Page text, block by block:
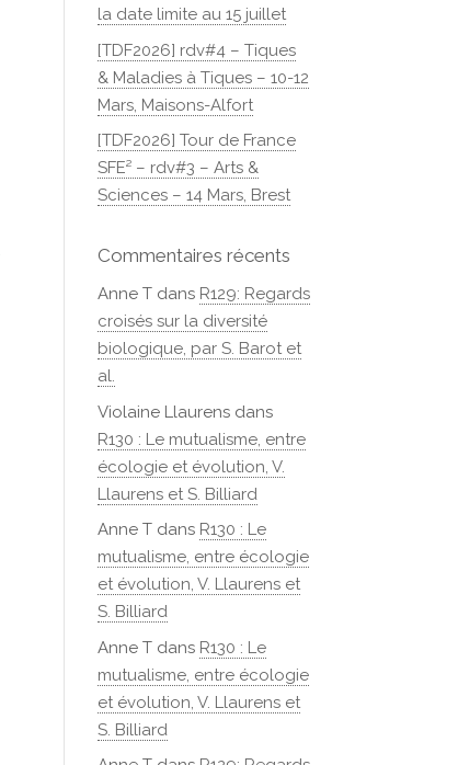
la date limite au 15 juillet
[TDF2026] rdv#4 – Tiques
& Maladies à Tiques – 10-12
Mars, Maisons-Alfort
[TDF2026] Tour de France
SFE² – rdv#3 – Arts &
Sciences – 14 Mars, Brest
Commentaires récents
Anne T dans R129: Regards
croisés sur la diversité
biologique, par S. Barot et
al.
Violaine Llaurens dans
R130 : Le mutualisme, entre
écologie et évolution, V.
Llaurens et S. Billiard
Anne T dans R130 : Le
mutualisme, entre écologie
et évolution, V. Llaurens et
S. Billiard
Anne T dans R130 : Le
mutualisme, entre écologie
et évolution, V. Llaurens et
S. Billiard